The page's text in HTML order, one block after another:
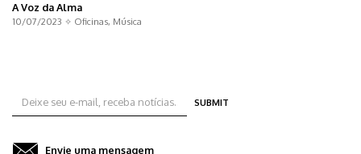
A Voz da Alma
10/07/2023 ✧ Oficinas, Música
SUBMIT
Envie uma mensagem